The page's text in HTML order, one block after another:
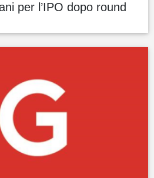
per l’IPO dopo round